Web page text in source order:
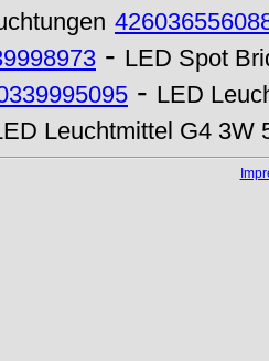
- LED Spot
- LED
Leuchtmittel G4 3W